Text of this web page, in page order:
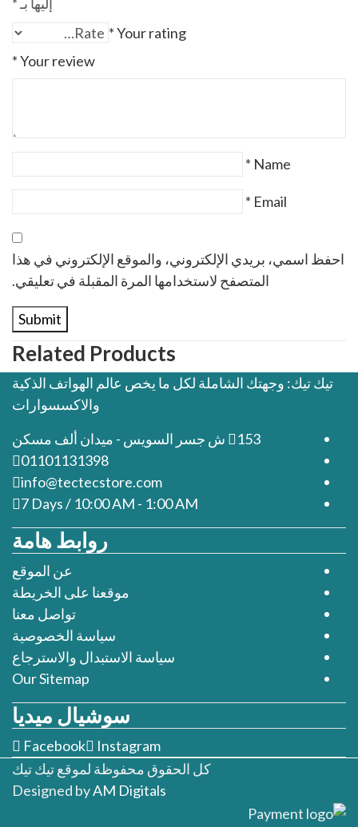
Your rating
*
Your review
*
Name
*
Email
*
احفظ اسمي، بريدي الإلكتروني، والموقع الإلكتروني في هذا
المتصفح لاستخدامها المرة المقبلة في تعليقي.
Related Products
تيك تيك: وجهتك الشاملة لكل ما يخص عالم الهواتف الذكية
والاكسسوارات
153 ش جسر السويس - ميدان ألف مسكن
01101131398
info@tectecstore.com
7 Days / 10:00 AM - 1:00 AM
روابط هامة
عن الموقع
موقعنا على الخريطة
تواصل معنا
سياسة الخصوصية
سياسة الاستبدال والاسترجاع
Our Sitemap
سوشيال ميديا
Facebook
Instagram
كل الحقوق محفوظة لموقع تيك تيك
Designed byAM Digitals